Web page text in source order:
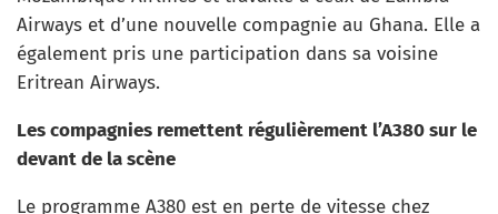
Airways et d’une nouvelle compagnie au Ghana. Elle a
également pris une participation dans sa voisine
Eritrean Airways.
Les compagnies remettent régulièrement l’A380 sur le
devant de la scène
Le programme A380 est en perte de vitesse chez